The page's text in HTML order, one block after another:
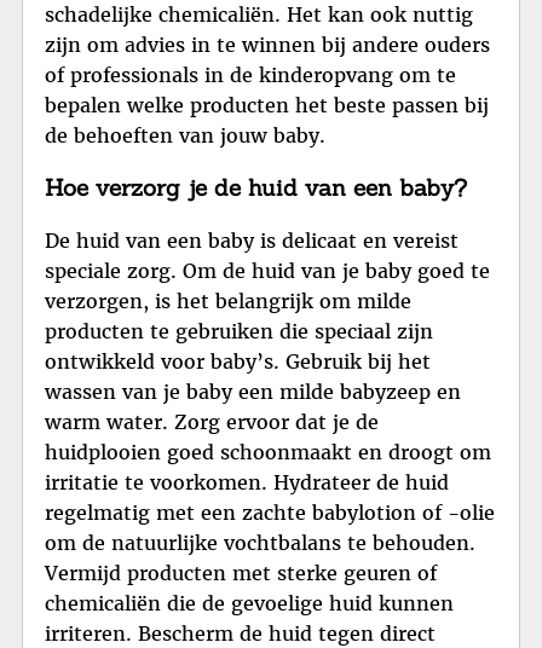
schadelijke chemicaliën. Het kan ook nuttig
zijn om advies in te winnen bij andere ouders
of professionals in de kinderopvang om te
bepalen welke producten het beste passen bij
de behoeften van jouw baby.
Hoe verzorg je de huid van een baby?
De huid van een baby is delicaat en vereist
speciale zorg. Om de huid van je baby goed te
verzorgen, is het belangrijk om milde
producten te gebruiken die speciaal zijn
ontwikkeld voor baby’s. Gebruik bij het
wassen van je baby een milde babyzeep en
warm water. Zorg ervoor dat je de
huidplooien goed schoonmaakt en droogt om
irritatie te voorkomen. Hydrateer de huid
regelmatig met een zachte babylotion of -olie
om de natuurlijke vochtbalans te behouden.
Vermijd producten met sterke geuren of
chemicaliën die de gevoelige huid kunnen
irriteren. Bescherm de huid tegen direct